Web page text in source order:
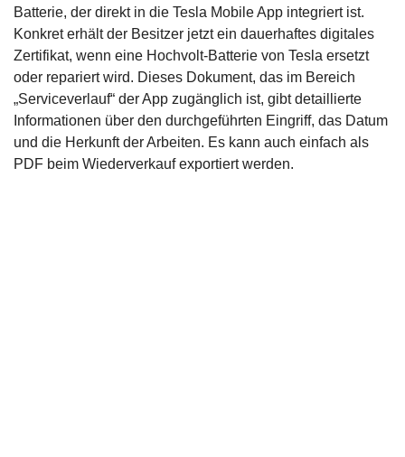
Batterie, der direkt in die Tesla Mobile App integriert ist.
Konkret erhält der Besitzer jetzt ein dauerhaftes digitales
Zertifikat, wenn eine Hochvolt-Batterie von Tesla ersetzt
oder repariert wird. Dieses Dokument, das im Bereich
„Serviceverlauf“ der App zugänglich ist, gibt detaillierte
Informationen über den durchgeführten Eingriff, das Datum
und die Herkunft der Arbeiten. Es kann auch einfach als
PDF beim Wiederverkauf exportiert werden.